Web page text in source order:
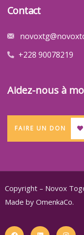
Contact
+228 90078219
Aidez-nous à
FAIRE UN DON
Copyright – Novox
Made by OmenkaCo.